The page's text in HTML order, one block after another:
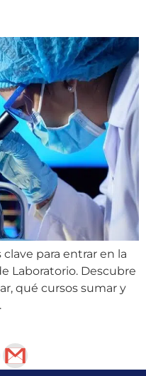
para entrar en la
Laboratorio. Descubre
qué cursos sumar y